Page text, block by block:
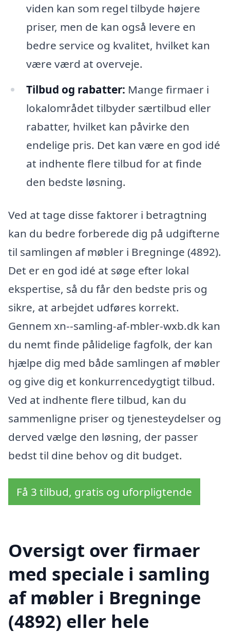
viden kan som regel tilbyde højere
priser, men de kan også levere en
bedre service og kvalitet, hvilket kan
være værd at overveje.
Tilbud og rabatter: Mange firmaer i
lokalområdet tilbyder særtilbud eller
rabatter, hvilket kan påvirke den
endelige pris. Det kan være en god idé
at indhente flere tilbud for at finde
den bedste løsning.
Ved at tage disse faktorer i betragtning
kan du bedre forberede dig på udgifterne
til samlingen af møbler i Bregninge (4892).
Det er en god idé at søge efter lokal
ekspertise, så du får den bedste pris og
sikre, at arbejdet udføres korrekt.
Gennem xn--samling-af-mbler-wxb.dk kan
du nemt finde pålidelige fagfolk, der kan
hjælpe dig med både samlingen af møbler
og give dig et konkurrencedygtigt tilbud.
Ved at indhente flere tilbud, kan du
sammenligne priser og tjenesteydelser og
derved vælge den løsning, der passer
bedst til dine behov og dit budget.
Få 3 tilbud, gratis og uforpligtende
Oversigt over firmaer
med speciale i samling
af møbler i Bregninge
(4892) eller hele